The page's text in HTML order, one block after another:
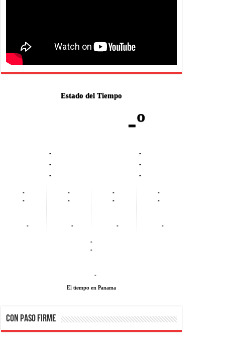
Estado del Tiempo
-º
-
-
-
-
-
-
-
-
-
-
-
-
-
-
-
-
-
-
-
-
-
El tiempo en Panama
CON PASO FIRME